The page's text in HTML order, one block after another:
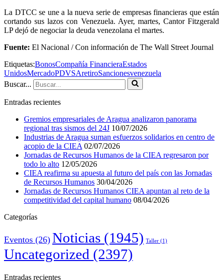
La DTCC se une a la nueva serie de empresas financieras que están
cortando sus lazos con Venezuela. Ayer, martes, Cantor Fitzgerald
LP dejó de negociar la deuda venezolana el martes.
Fuente: El Nacional / Con información de The Wall Street Journal
Etiquetas:BonosCompañía FinancieraEstados
UnidosMercadoPDVSAretiroSancionesvenezuela
Buscar...
Entradas recientes
Gremios empresariales de Aragua analizaron panorama
regional tras sismos del 24J 10/07/2026
Industrias de Aragua suman esfuerzos solidarios en centro de
acopio de la CIEA 02/07/2026
Jornadas de Recursos Humanos de la CIEA regresaron por
todo lo alto 12/05/2026
CIEA reafirma su apuesta al futuro del país con las Jornadas
de Recursos Humanos 30/04/2026
Jornadas de Recursos Humanos CIEA apuntan al reto de la
competitividad del capital humano 08/04/2026
Categorías
Eventos (26) Noticias (1945) Taller (1)
Uncategorized (2397)
Entradas recientes